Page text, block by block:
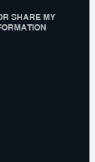
SHARE MY